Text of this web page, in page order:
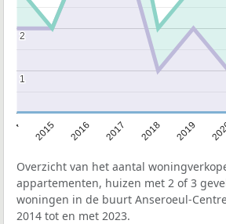
2015 2016 2017 2018 2019
11
2
2
Overzicht van het aantal
appartementen, huizen met 2 of 3
woningen in de buurt Anseroeul-
2014 tot en met 2023.